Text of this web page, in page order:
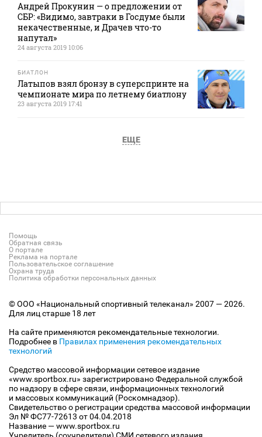
Андрей Прокунин — о предложении от
СБР: «Видимо, завтраки в Госдуме были
некачественные, и Драчев что-то
напутал»
24 августа 2019 10:06
БИАТЛОН
Латыпов взял бронзу в суперспринте на
чемпионате мира по летнему биатлону
23 августа 2019 17:41
ЕЩЕ
Помощь
Обратная связь
О портале
Реклама на портале
Пользовательское соглашение
Охрана труда
Политика обработки персональных данных
© ООО «Национальный спортивный телеканал» 2007 — 2026.
Для лиц старше 18 лет
На сайте применяются рекомендательные технологии.
Подробнее в Правилах применения рекомендательных
технологий
Средство массовой информации сетевое издание
«www.sportbox.ru» зарегистрировано Федеральной службой
по надзору в сфере связи, информационных технологий
и массовых коммуникаций (Роскомнадзор).
Свидетельство о регистрации средства массовой информации
Эл № ФС77-72613 от 04.04.2018
Название — www.sportbox.ru